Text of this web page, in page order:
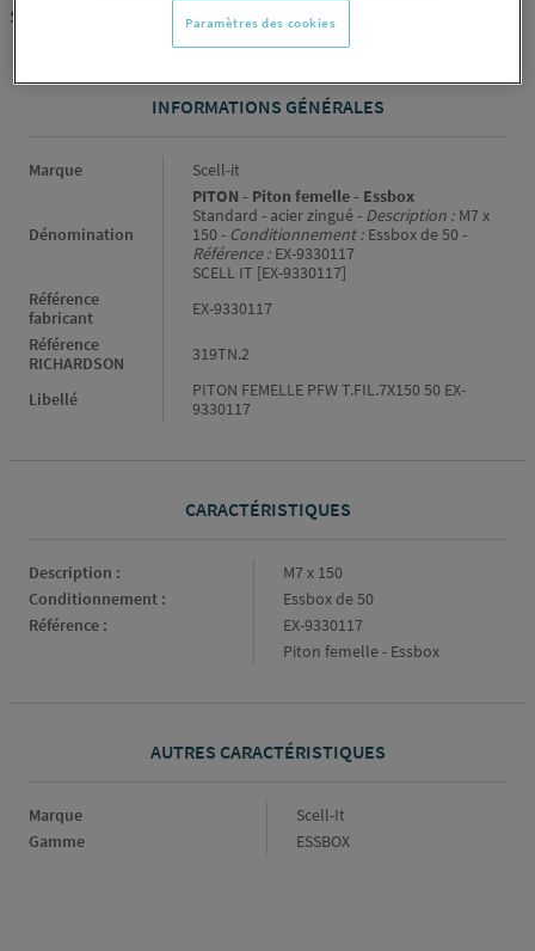
SCELL IT [EX-9330117]
INFORMATIONS GÉNÉRALES
Informations générales
Marque Scell-it
Dénomination
PITON - Piton femelle - Essbox
Standard - acier zingué - Description : M7 x
150 - Conditionnement : Essbox de 50 -
Référence : EX-9330117
SCELL IT [EX-9330117]
Référence
fabricant
EX-9330117
Référence
RICHARDSON
319TN.2
Libellé
PITON FEMELLE PFW T.FIL.7X150 50 EX-
9330117
CARACTÉRISTIQUES
Caractéristiques
Description :
M7 x 150
Conditionnement :
Essbox de 50
Référence :
EX-9330117
Piton femelle - Essbox
AUTRES CARACTÉRISTIQUES
Marque Marque
Scell-It
Gamme
Gamme
ESSBOX
Paramètres des cookies